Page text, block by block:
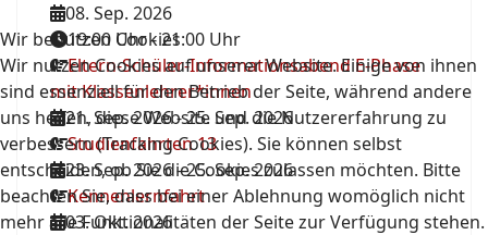
08. Sep. 2026
19:00 Uhr-21:00 Uhr
Eltern-Schüler-Informationsabend E-Phase
mit Klassenlehrer*innen
21. Sep. 2026-25. Sep. 2026
Studienfahrten 13
23. Sep. 2026-25. Sep. 2026
Kennenlernfahrt
03. Okt. 2026
Wir benutzen Cookies
Wir nutzen Cookies auf unserer Website. Einige von ihnen
sind essenziell für den Betrieb der Seite, während andere
uns helfen, diese Website und die Nutzererfahrung zu
verbessern (Tracking Cookies). Sie können selbst
entscheiden, ob Sie die Cookies zulassen möchten. Bitte
beachten Sie, dass bei einer Ablehnung womöglich nicht
mehr alle Funktionalitäten der Seite zur Verfügung stehen.